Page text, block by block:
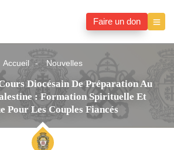
Faire un don
Accueil Nouvelles
Diocésain De Préparation Au
: Formation Spirituelle Et
Pour Les Couples Fiancés